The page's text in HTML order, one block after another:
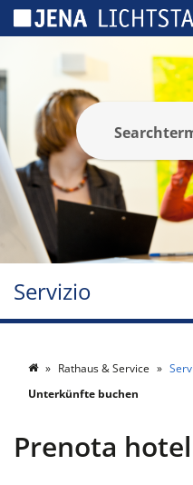
Servizio
Rathaus & Service
Unterkünfte buchen
Prenota
Pannello di gestione dei